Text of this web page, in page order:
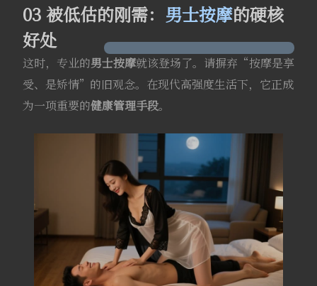
03 被低估的刚需： 男士按摩的硬核
好处
这时，专业的男士按摩就该登场了。请摒弃“按摩是享
受、是矫情”的旧观念。在现代高强度生活下，它正成
为一项重要的健康管理手段。